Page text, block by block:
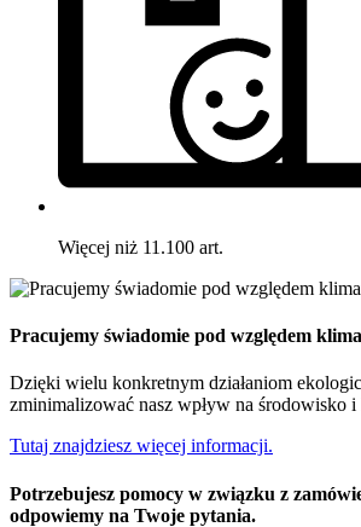
Więcej niż 11.100 art.
Pracujemy świadomie pod względem
Dzięki wielu konkretnym działaniom
zminimalizować nasz wpływ na środowisko i
Tutaj znajdziesz więcej informacji.
Potrzebujesz pomocy w związku z
odpowiemy na Twoje pytania.